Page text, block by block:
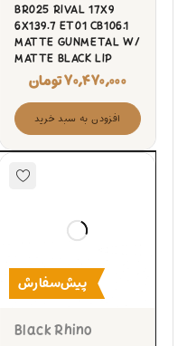
BR025 RIVAL 17X9
6X139.7 ET01 CB106.1
MATTE GUNMETAL W/
MATTE BLACK LIP
۷۰,۴۷۰,۰۰۰تومان
افزودن به سبد خرید
پیش‌سفارش
Black Rhino